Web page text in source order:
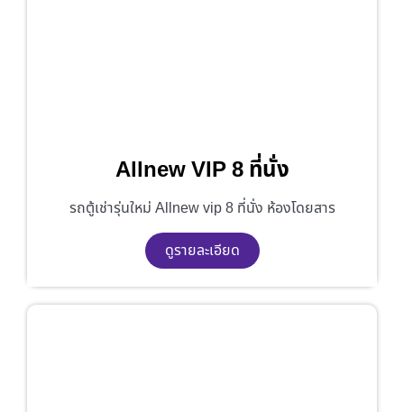
Allnew VIP 8 ที่นั่ง
รถตู้เช่ารุ่นใหม่ Allnew vip 8 ที่นั่ง ห้องโดยสาร
ดูรายละเอียด